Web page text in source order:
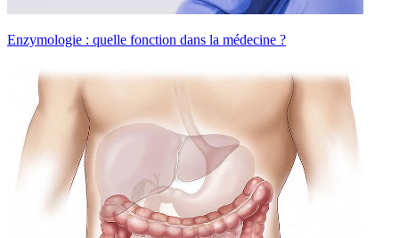
Enzymologie : quelle fonction dans la médecine ?